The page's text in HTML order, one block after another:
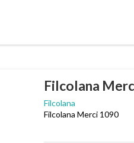
Filcolana
Filcolana
Filcolana Merci 1090